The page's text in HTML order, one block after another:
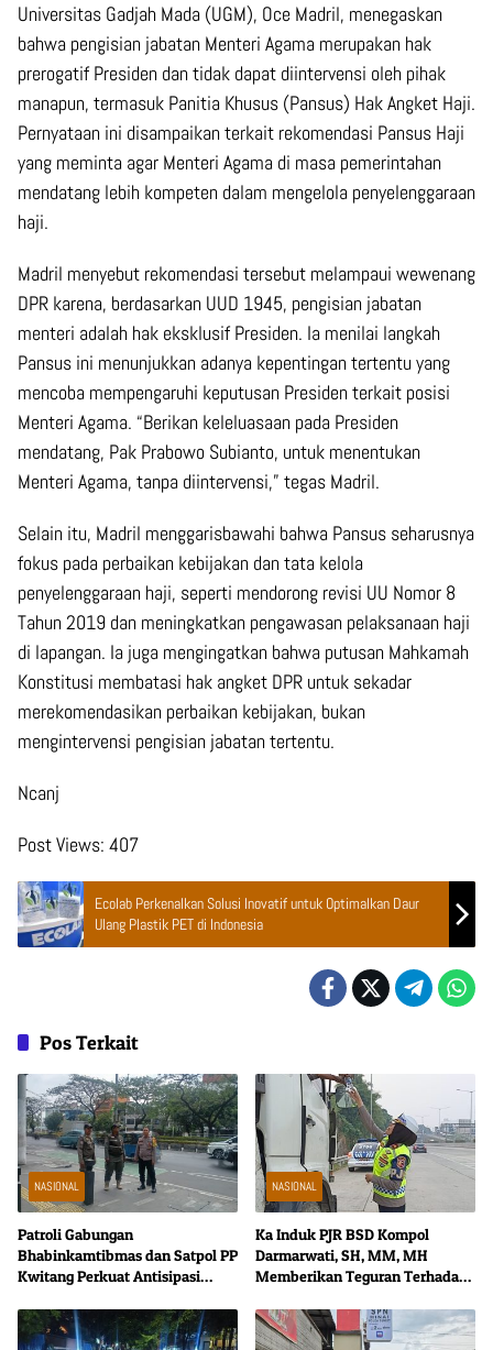
Universitas Gadjah Mada (UGM), Oce Madril, menegaskan
bahwa pengisian jabatan Menteri Agama merupakan hak
prerogatif Presiden dan tidak dapat diintervensi oleh pihak
manapun, termasuk Panitia Khusus (Pansus) Hak Angket Haji.
Pernyataan ini disampaikan terkait rekomendasi Pansus Haji
yang meminta agar Menteri Agama di masa pemerintahan
mendatang lebih kompeten dalam mengelola penyelenggaraan
haji.
Madril menyebut rekomendasi tersebut melampaui wewenang
DPR karena, berdasarkan UUD 1945, pengisian jabatan
menteri adalah hak eksklusif Presiden. Ia menilai langkah
Pansus ini menunjukkan adanya kepentingan tertentu yang
mencoba mempengaruhi keputusan Presiden terkait posisi
Menteri Agama. “Berikan keleluasaan pada Presiden
mendatang, Pak Prabowo Subianto, untuk menentukan
Menteri Agama, tanpa diintervensi,” tegas Madril.
Selain itu, Madril menggarisbawahi bahwa Pansus seharusnya
fokus pada perbaikan kebijakan dan tata kelola
penyelenggaraan haji, seperti mendorong revisi UU Nomor 8
Tahun 2019 dan meningkatkan pengawasan pelaksanaan haji
di lapangan. Ia juga mengingatkan bahwa putusan Mahkamah
Konstitusi membatasi hak angket DPR untuk sekadar
merekomendasikan perbaikan kebijakan, bukan
mengintervensi pengisian jabatan tertentu.
Ncanj
Post Views: 407
Ecolab Perkenalkan Solusi Inovatif untuk Optimalkan Daur
Ulang Plastik PET di Indonesia
Pos Terkait
NASIONAL
Patroli Gabungan
Bhabinkamtibmas dan Satpol PP
Kwitang Perkuat Antisipasi
NASIONAL
Ka Induk PJR BSD Kompol
Darmarwati, SH, MM, MH
Memberikan Teguran Terhadap
Jalan di Tol CSI Tanggerang Kota